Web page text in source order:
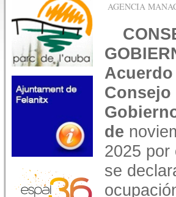
AGENCIA
Acuerdo
Consejo
de
2025 por
se